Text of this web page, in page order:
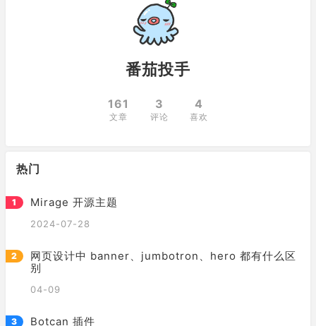
番茄投手
161
文章
3
评论
4
喜欢
热门
Mirage 开源主题
2024-07-28
网页设计中 banner、jumbotron、hero 都有什么区
别
04-09
Botcan 插件